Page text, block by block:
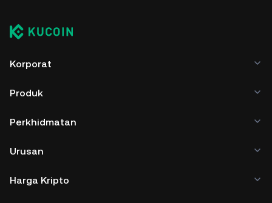
Korporat
Produk
Perkhidmatan
Urusan
Harga Kripto